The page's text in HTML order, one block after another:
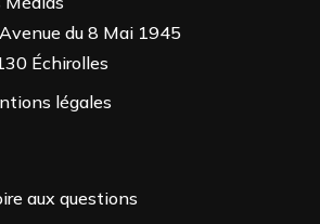
du 8 Mai 1945
Échirolles
légales
aux questions